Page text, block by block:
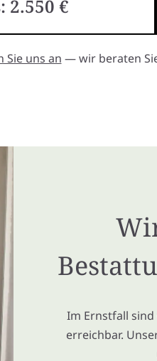
2.550 €
Sie uns an — wir beraten
Im Ernstfall sind
erreichbar.